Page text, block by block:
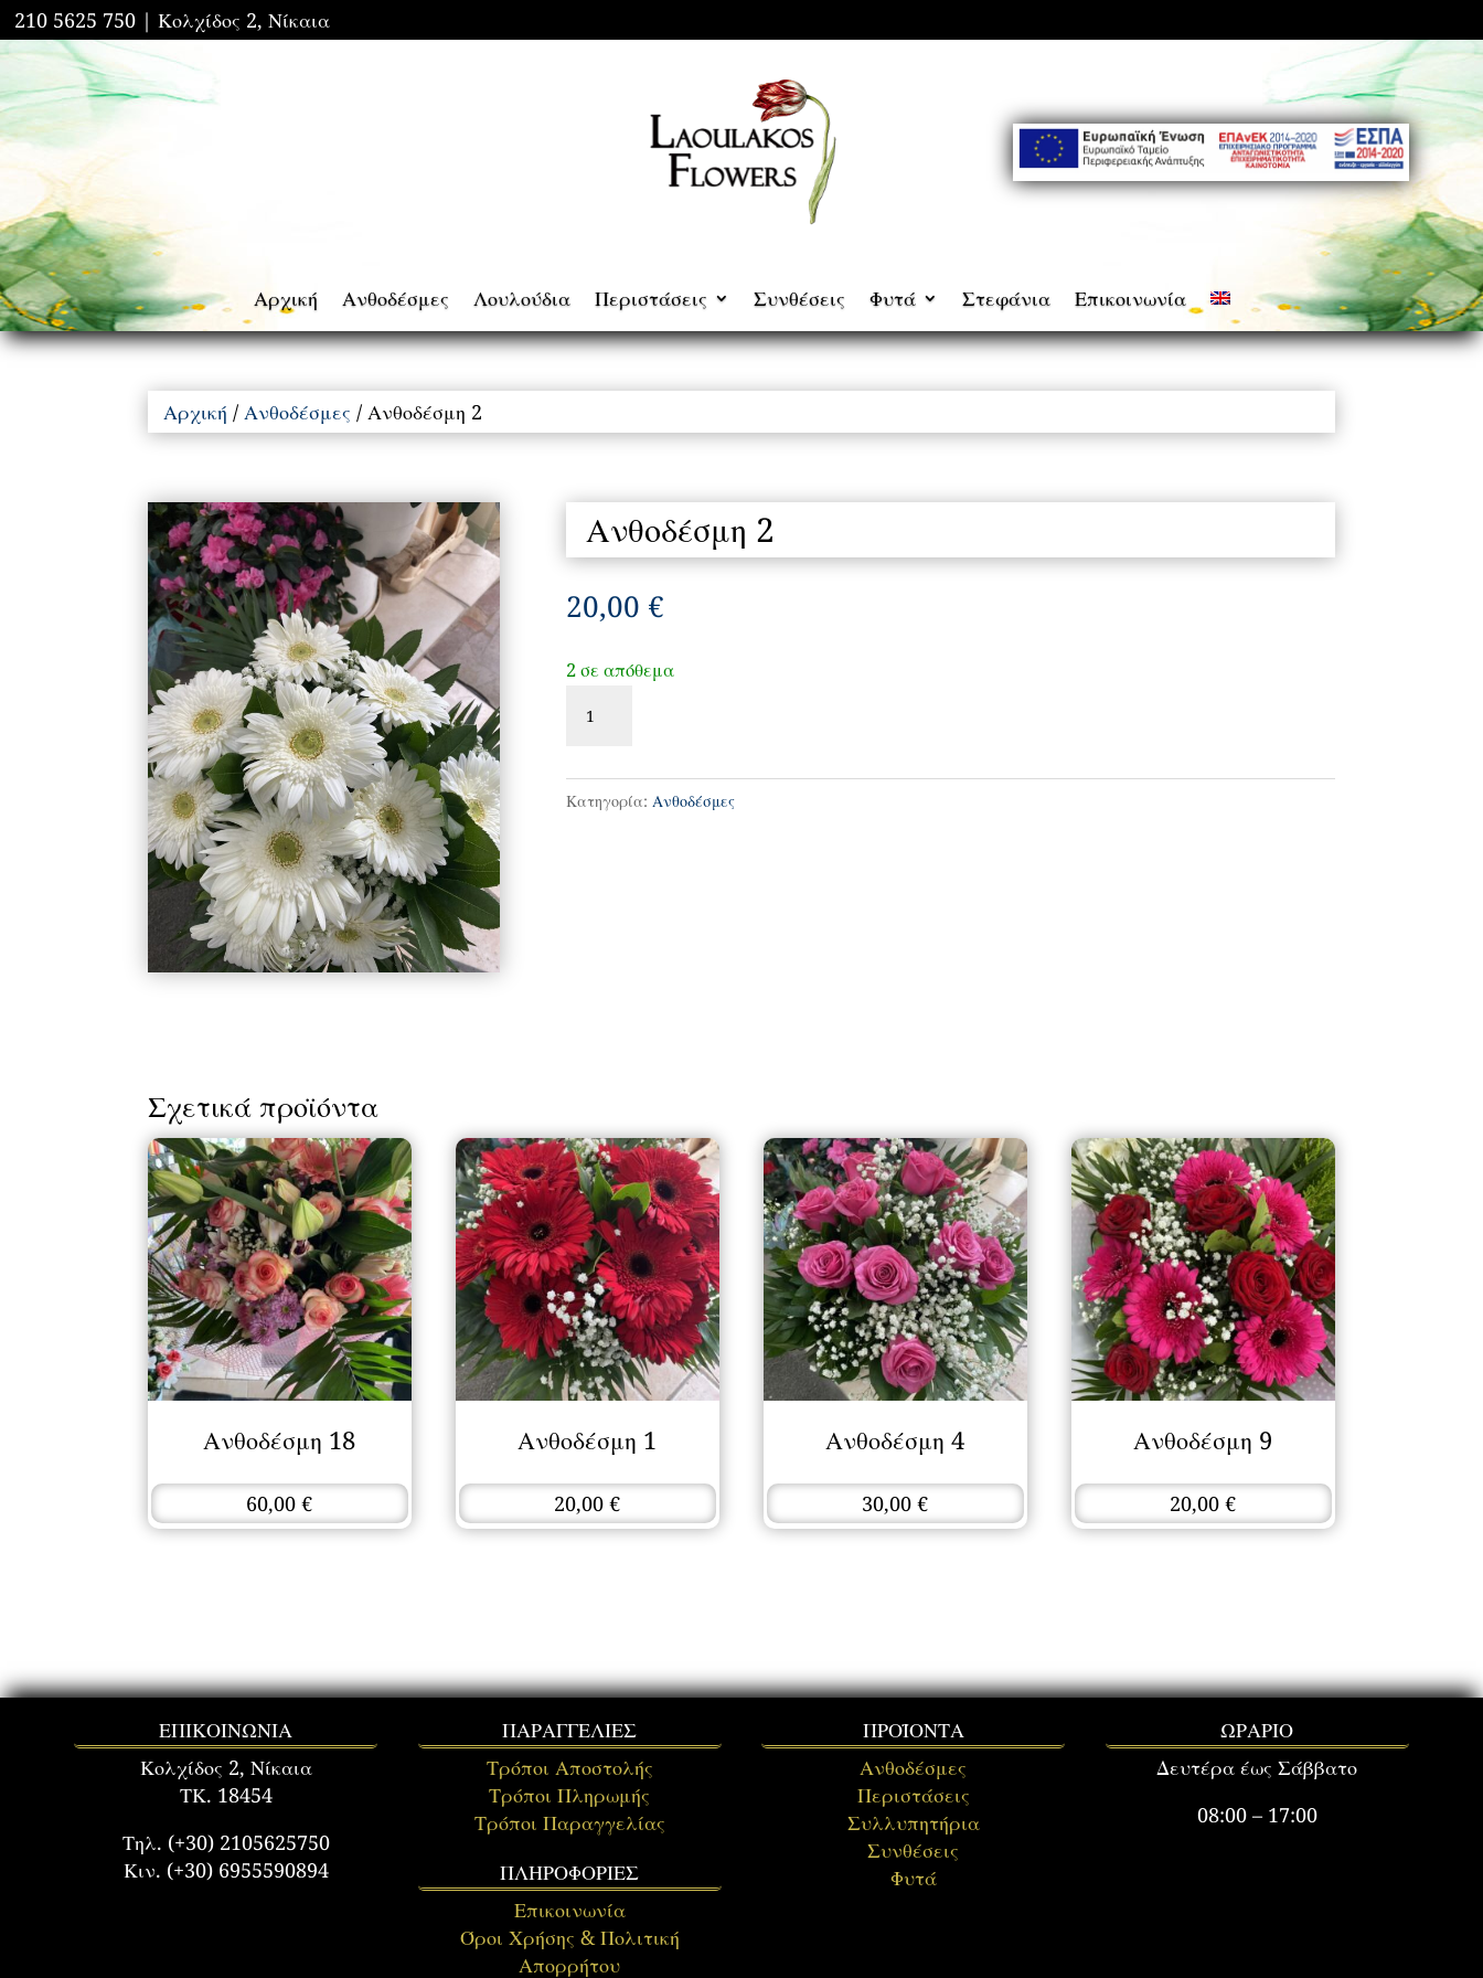
210 5625 750 |Κολχίδος 2, Νίκαια
Αρχική Ανθοδέσμες Λουλούδια Περιστάσεις Συνθέσεις Φυτά Στεφάνια Επικοινωνία
Αρχική / Ανθοδέσμες / Ανθοδέσμη 2
Ανθοδέσμη 2
20,00 €
2 σε απόθεμα
Κατηγορία: Ανθοδέσμες
Σχετικά προϊόντα
Ανθοδέσμη 18
60,00€
Ανθοδέσμη 1
20,00€
Ανθοδέσμη 4
30,00€
Ανθοδέσμη 9
20,00€
ΕΠΙΚΟΙΝΩΝΙΑ
Κολχίδος 2, Νίκαια
ΤΚ. 18454
Τηλ. (+30) 2105625750
Κιν. (+30) 6955590894
ΠΑΡΑΓΓΕΛΙΕΣ
Τρόποι Αποστολής
Τρόποι Πληρωμής
Τρόποι Παραγγελίας
ΠΛΗΡΟΦΟΡΙΕΣ
Επικοινωνία
Όροι Χρήσης & Πολιτική
Απορρήτου
ΠΡΟΪΟΝΤΑ
Ανθοδέσμες
Περιστάσεις
Συλλυπητήρια
Συνθέσεις
Φυτά
ΩΡΑΡΙΟ
Δευτέρα έως Σάββατο
08:00 – 17:00